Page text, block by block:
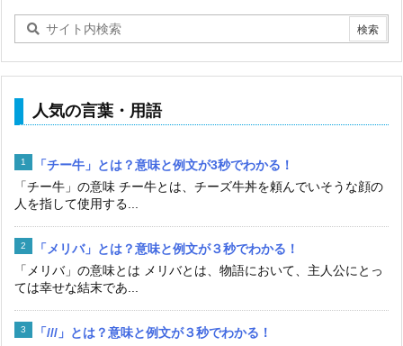
人気の言葉・用語
「チー牛」とは？意味と例文が3秒でわかる！
「チー牛」の意味 チー牛とは、チーズ牛丼を頼んでいそうな顔の
人を指して使用する...
「メリバ」とは？意味と例文が３秒でわかる！
「メリバ」の意味とは メリバとは、物語において、主人公にとっ
ては幸せな結末であ...
「///」とは？意味と例文が３秒でわかる！